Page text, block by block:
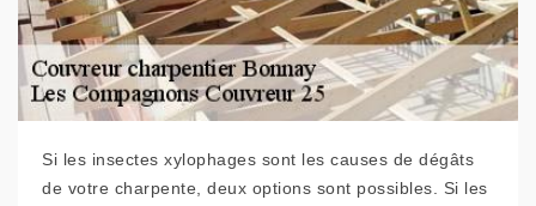
Si les insectes xylophages sont les causes de dégâts
de votre charpente, deux options sont possibles. Si les